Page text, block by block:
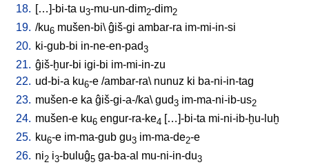
18. […]-bi-ta u3-mu-un-dim2-dim2
19. /ku6 mušen-bi\ ĝiš-gi ambar-ra im-mi-in-si
20. ki-gub-bi in-ne-en-pad3
21. ĝiš-ḫur-bi igi-bi im-mi-in-zu
22. ud-bi-a ku6-e /ambar-ra\ nunuz ki ba-ni-in-tag
23. mušen-e ka ĝiš-gi-a-/ka\ gud3 im-ma-ni-ib-us2
24. mušen-e ku6 engur-ra-ke4 […]-bi-ta mi-ni-ib-ḫu-luḫ
25. ku6-e im-ma-gub gu3 im-ma-de2-e
26. ni2 i3-buluĝ5 ga-ba-al mu-ni-in-du3